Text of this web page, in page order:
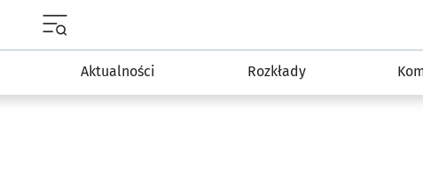
Aktualności Rozkłady